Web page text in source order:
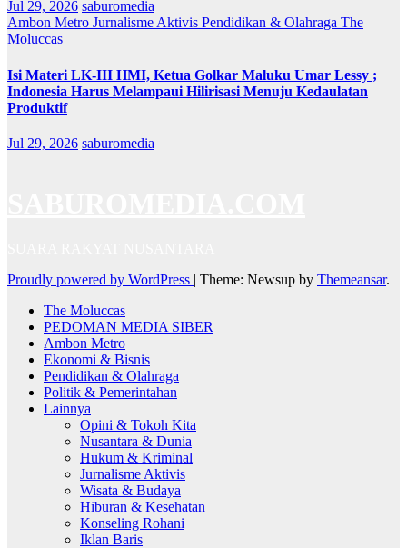
Jul 29, 2026 saburomedia
Ambon Metro Jurnalisme Aktivis Pendidikan & Olahraga The
Moluccas
Isi Materi LK-III HMI, Ketua Golkar Maluku Umar Lessy ;
Indonesia Harus Melampaui Hilirisasi Menuju Kedaulatan
Produktif
Jul 29, 2026 saburomedia
Proudly powered by WordPress | Theme: Newsup by Themeansar.
The Moluccas
PEDOMAN MEDIA SIBER
Ambon Metro
Ekonomi & Bisnis
Pendidikan & Olahraga
Politik & Pemerintahan
Lainnya
Opini & Tokoh Kita
Nusantara & Dunia
Hukum & Kriminal
Jurnalisme Aktivis
Wisata & Budaya
Hiburan & Kesehatan
Konseling Rohani
Iklan Baris